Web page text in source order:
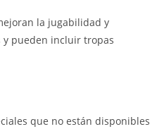
la jugabilidad y
y pueden incluir tropas
que no están disponibles